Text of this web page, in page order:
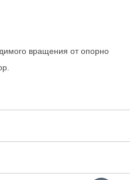
вращения от опорно